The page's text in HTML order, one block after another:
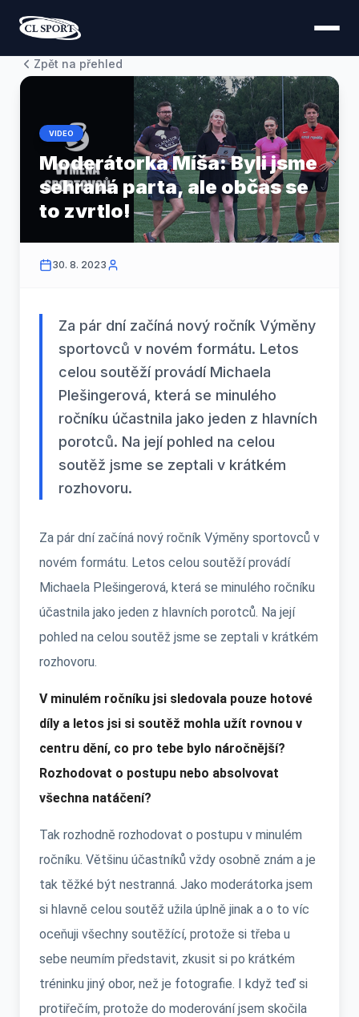
Zpět na přehled
VIDEO
Moderátorka Míša: Byli jsme
sehraná parta, ale občas se
to zvrtlo!
30. 8. 2023
Za pár dní začíná nový ročník Výměny
sportovců v novém formátu. Letos
celou soutěží provádí Michaela
Plešingerová, která se minulého
ročníku účastnila jako jeden z hlavních
porotců. Na její pohled na celou
soutěž jsme se zeptali v krátkém
rozhovoru.
Za pár dní začíná nový ročník Výměny sportovců v
novém formátu. Letos celou soutěží provádí
Michaela Plešingerová, která se minulého ročníku
účastnila jako jeden z hlavních porotců. Na její
pohled na celou soutěž jsme se zeptali v krátkém
rozhovoru.
V minulém ročníku jsi sledovala pouze hotové
díly a letos jsi si soutěž mohla užít rovnou v
centru dění, co pro tebe bylo náročnější?
Rozhodovat o postupu nebo absolvovat
všechna natáčení?
Tak rozhodně rozhodovat o postupu v minulém
ročníku. Většinu účastníků vždy osobně znám a je
tak těžké být nestranná. Jako moderátorka jsem
si hlavně celou soutěž užila úplně jinak a o to víc
oceňuji všechny soutěžící, protože si třeba u
sebe neumím představit, zkusit si po krátkém
tréninku jiný obor, než je fotografie. I když teď si
protiřečím, protože do moderování jsem skočila